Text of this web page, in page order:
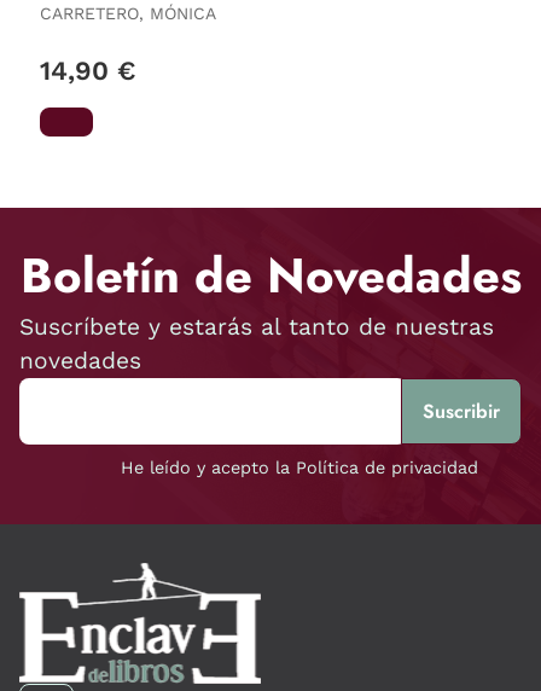
CARRETERO, MÓNICA
14,90 €
Boletín de Novedades
Suscríbete y estarás al tanto de nuestras
novedades
He leído y acepto la Política de privacidad